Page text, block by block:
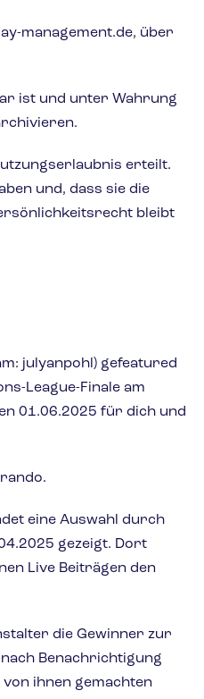
management.de, über
ist und unter Wahrung
erteilt.
und, dass sie die
bleibt
julyanpohl) gefeatured
League-Finale am
01.06.2025 für dich und
eine Auswahl durch
gezeigt. Dort
Live Beiträgen den
die Gewinner zur
Benachrichtigung
ihnen gemachten